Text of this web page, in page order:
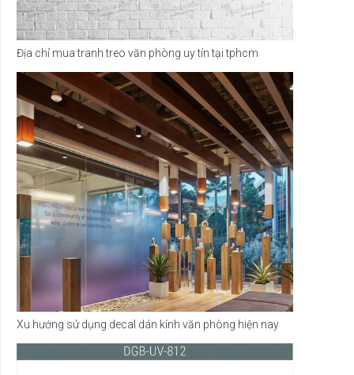
Địa chỉ mua tranh treo văn phòng uy tín tại tphcm
Xu hướng sử dụng decal dán kính văn phòng hiện nay